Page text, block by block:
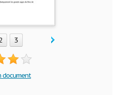
3
document